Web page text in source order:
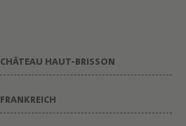
S
N
CHÂTEAU HAUT-BRISSON
FRANKREICH